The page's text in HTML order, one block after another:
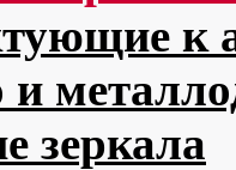
к
зеркала